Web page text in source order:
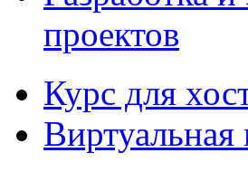
проектов
Курс для